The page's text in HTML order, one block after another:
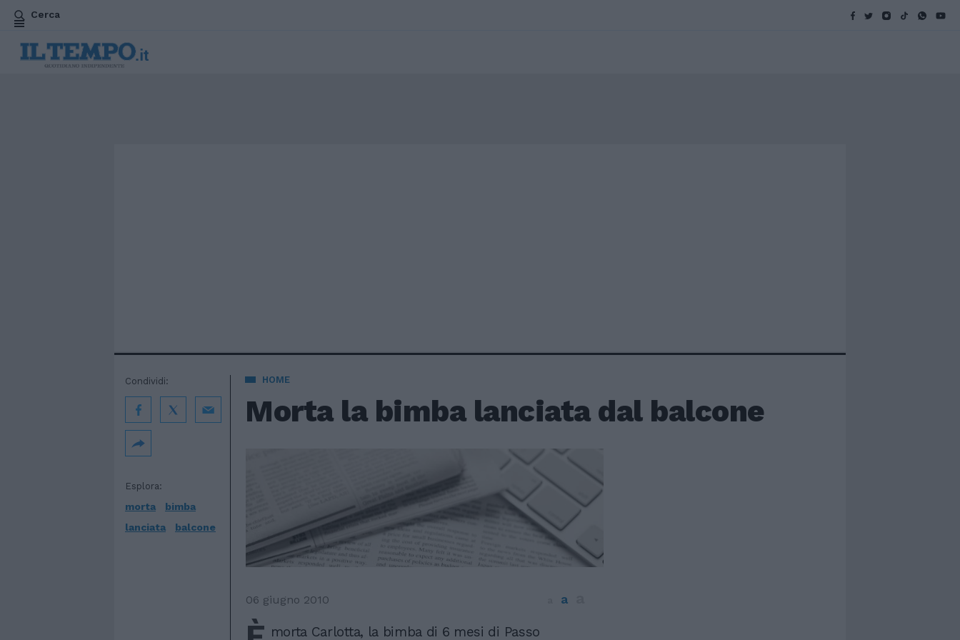
Cerca
HOME
Morta la bimba lanciata dal balcone
Esplora:
morta
bimba
lanciata
balcone
Condividi:
06 giugno 2010 a
morta Carlotta, la bimba di 6 mesi di Passo